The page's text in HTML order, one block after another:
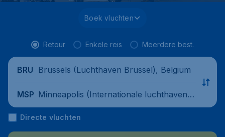
Boek vluchten
Retour Enkele reis Meerdere best.
BRU Brussels (Luchthaven Brussel), Belgium
MSP Minneapolis (Internationale luchthaven
Minneapolis-Saint Paul), United States
Directe vluchten